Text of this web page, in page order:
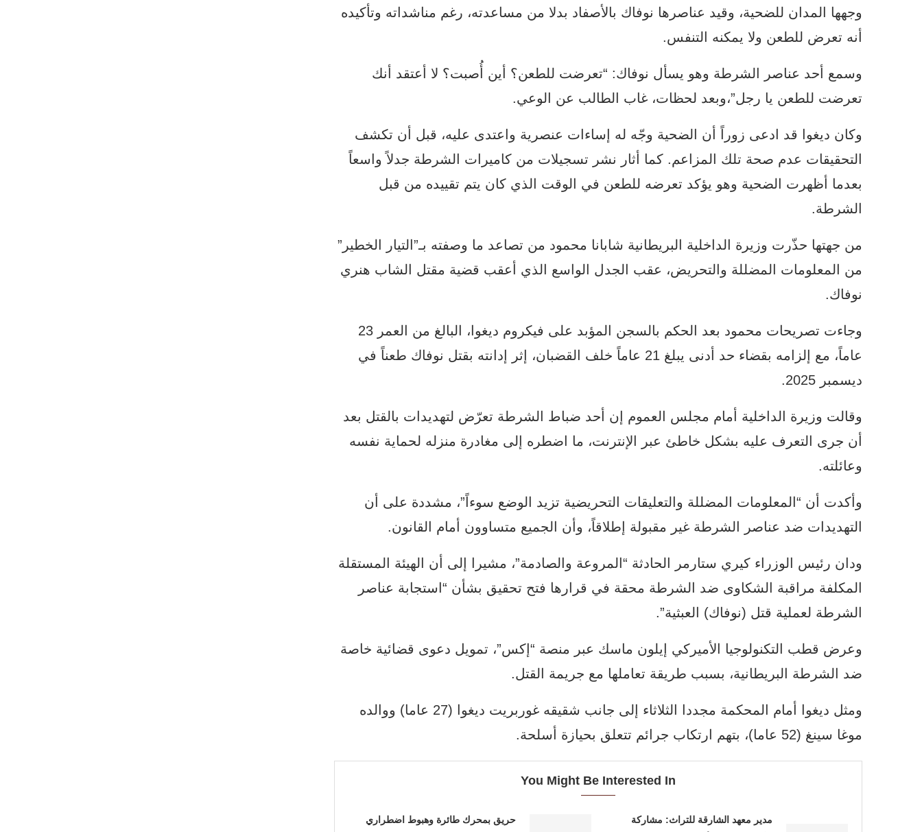
وجهها المدان للضحية، وقيد عناصرها نوفاك بالأصفاد بدلا من مساعدته، رغم مناشداته وتأكيده
أنه تعرض للطعن ولا يمكنه التنفس.
وسمع أحد عناصر الشرطة وهو يسأل نوفاك: “تعرضت للطعن؟ أين أُصبت؟ لا أعتقد أنك
تعرضت للطعن يا رجل”،وبعد لحظات، غاب الطالب عن الوعي.
وكان ديغوا قد ادعى زوراً أن الضحية وجّه له إساءات عنصرية واعتدى عليه، قبل أن تكشف
التحقيقات عدم صحة تلك المزاعم. كما أثار نشر تسجيلات من كاميرات الشرطة جدلاً واسعاً
بعدما أظهرت الضحية وهو يؤكد تعرضه للطعن في الوقت الذي كان يتم تقييده من قبل
الشرطة.
من جهتها حذّرت وزيرة الداخلية البريطانية شابانا محمود من تصاعد ما وصفته بـ”التيار الخطير”
من المعلومات المضللة والتحريض، عقب الجدل الواسع الذي أعقب قضية مقتل الشاب هنري
نوفاك.
وجاءت تصريحات محمود بعد الحكم بالسجن المؤبد على فيكروم ديغوا، البالغ من العمر 23
عاماً، مع إلزامه بقضاء حد أدنى يبلغ 21 عاماً خلف القضبان، إثر إدانته بقتل نوفاك طعناً في
ديسمبر 2025.
وقالت وزيرة الداخلية أمام مجلس العموم إن أحد ضباط الشرطة تعرّض لتهديدات بالقتل بعد
أن جرى التعرف عليه بشكل خاطئ عبر الإنترنت، ما اضطره إلى مغادرة منزله لحماية نفسه
وعائلته.
وأكدت أن “المعلومات المضللة والتعليقات التحريضية تزيد الوضع سوءاً”، مشددة على أن
التهديدات ضد عناصر الشرطة غير مقبولة إطلاقاً، وأن الجميع متساوون أمام القانون.
ودان رئيس الوزراء كيري ستارمر الحادثة “المروعة والصادمة”، مشيرا إلى أن الهيئة المستقلة
المكلفة مراقبة الشكاوى ضد الشرطة محقة في قرارها فتح تحقيق بشأن “استجابة عناصر
الشرطة لعملية قتل (نوفاك) العبثية”.
وعرض قطب التكنولوجيا الأميركي إيلون ماسك عبر منصة “إكس”، تمويل دعوى قضائية خاصة
ضد الشرطة البريطانية، بسبب طريقة تعاملها مع جريمة القتل.
ومثل ديغوا أمام المحكمة مجددا الثلاثاء إلى جانب شقيقه غوربريت ديغوا (27 عاما) ووالده
موغا سينغ (52 عاما)، بتهم ارتكاب جرائم تتعلق بحيازة أسلحة.
You Might Be Interested In
مدير معهد الشارقة للتراث: مشاركة
حريق بمحرك طائرة وهبوط اضطراري